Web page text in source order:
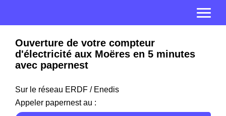
Ouverture de votre compteur
d'électricité aux Moëres en 5 minutes
avec papernest
Sur le réseau ERDF / Enedis
Appeler papernest au :